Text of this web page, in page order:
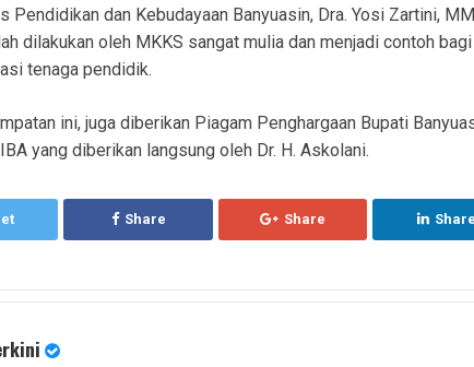
Pendidikan dan Kebudayaan Banyuasin, Dra. Yosi Zartini,
dilakukan oleh MKKS sangat mulia dan menjadi contoh
tenaga pendidik.
ini, juga diberikan Piagam Penghargaan Bupati
yang diberikan langsung oleh Dr. H. Askolani.
Share Share Share